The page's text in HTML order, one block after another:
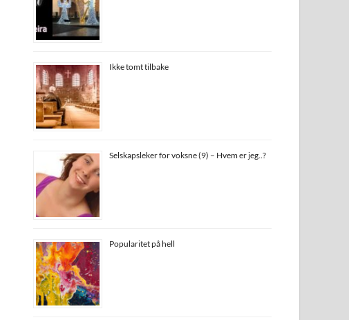
Ikke tomt tilbake
Selskapsleker for voksne (9) – Hvem er jeg..?
Popularitet på hell